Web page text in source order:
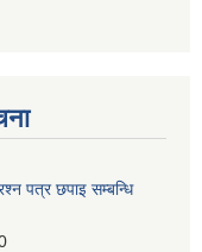
पत्र छपाइ सम्बन्धि